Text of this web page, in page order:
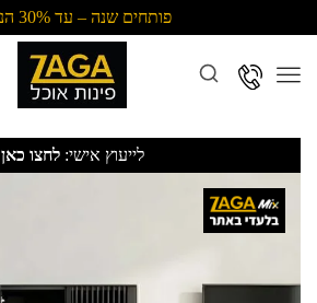
פותחים שנה – עד 30% הנחה!
Menu
לייעוץ אישי:לחצו כאן